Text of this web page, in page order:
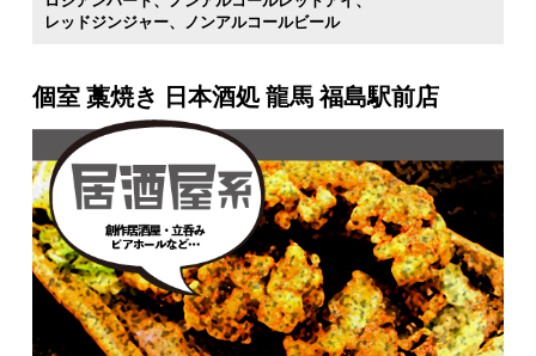
レッドジンジャー
ノンアルコールビール
個室 藁焼き 日本酒処 龍馬 福島駅前店